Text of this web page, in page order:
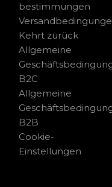
bestimmungen
Kehrt zurück
Allgemeine
B2C
Allgemeine
B2B
Cookie-
Einstellungen